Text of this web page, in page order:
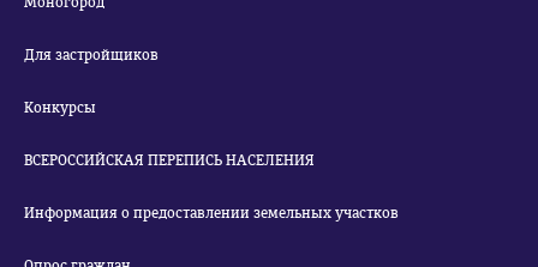
Для застройщиков
Конкурсы
ВСЕРОССИЙСКАЯ ПЕРЕПИСЬ НАСЕЛЕНИЯ
Информация о предоставлении земельных участков